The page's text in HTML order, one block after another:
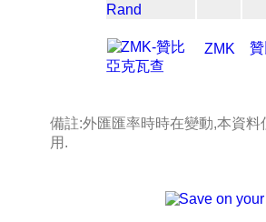
ZMK
備註:外匯匯率時時在變動,本資
用.